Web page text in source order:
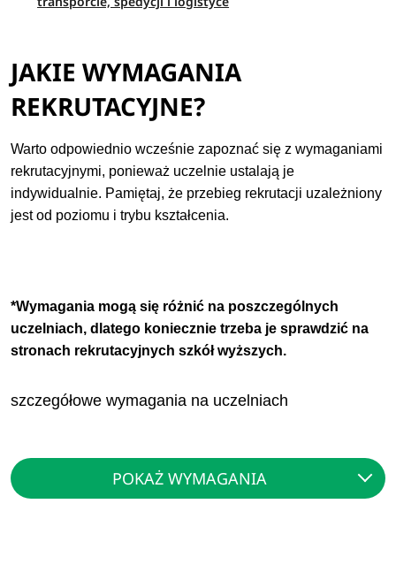
JAKIE WYMAGANIA
REKRUTACYJNE?
Warto odpowiednio wcześnie zapoznać się z wymaganiami
rekrutacyjnymi, ponieważ uczelnie ustalają je
indywidualnie. Pamiętaj, że przebieg rekrutacji uzależniony
jest od poziomu i trybu kształcenia.
*Wymagania mogą się różnić na poszczególnych
uczelniach, dlatego koniecznie trzeba je sprawdzić na
stronach rekrutacyjnych szkół wyższych.
szczegółowe wymagania na uczelniach
POKAŻ WYMAGANIA